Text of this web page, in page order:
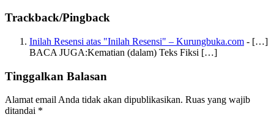
Trackback/Pingback
Inilah Resensi atas "Inilah Resensi" – Kurungbuka.com - […]
BACA JUGA:Kematian (dalam) Teks Fiksi […]
Tinggalkan Balasan
Alamat email Anda tidak akan dipublikasikan. Ruas yang wajib
ditandai *